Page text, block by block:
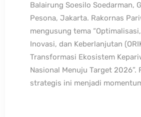
Balairung Soesilo Soedarman,
Pesona, Jakarta. Rakornas
mengusung tema
Inovasi, dan Keberlanjutan
Transformasi Ekosistem
Nasional Menuju Target 2026”.
strategis ini menjadi